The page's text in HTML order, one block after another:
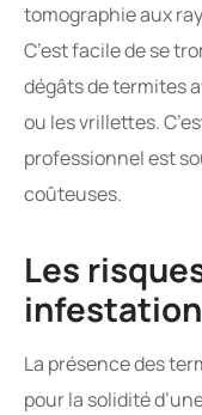
tomographie aux
C’est facile de se
dégâts de termites
ou les vrillettes.
professionnel est
coûteuses.
Les
La présence des
pour la solidité